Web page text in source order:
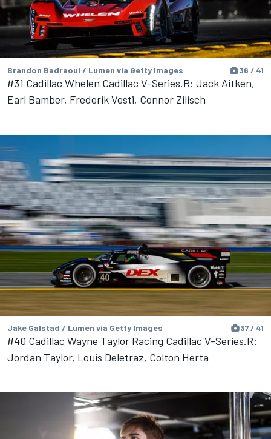
Brandon Badraoui / Lumen via Getty Images 36 / 41
#31 Cadillac Whelen Cadillac V-Series.R: Jack Aitken,
Earl Bamber, Frederik Vesti, Connor Zilisch
Jake Galstad / Lumen via Getty Images 37 / 41
#40 Cadillac Wayne Taylor Racing Cadillac V-Series.R:
Jordan Taylor, Louis Deletraz, Colton Herta